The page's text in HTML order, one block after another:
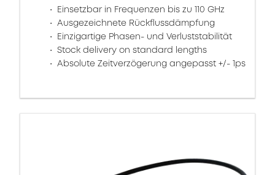
Einsetzbar in Frequenzen bis zu 110 GHz
Ausgezeichnete Rückflussdämpfung
Einzigartige Phasen- und Verluststabilität
Stock delivery on standard lengths
Absolute Zeitverzögerung angepasst +/- 1ps